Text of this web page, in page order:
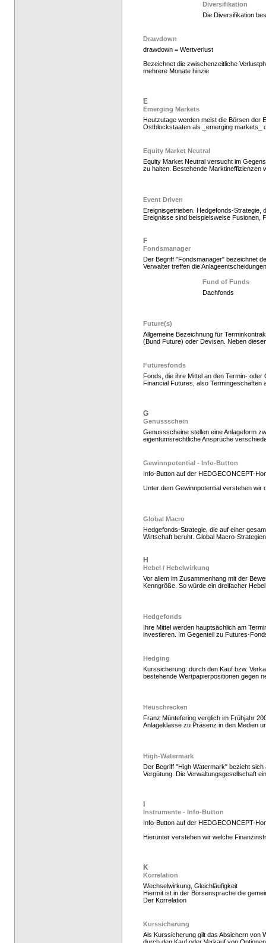
Diversifikation
Die Diversifikation
Drawdown
drawdown = Wertverlust
Bezeichnet die zwischenzeitliche
mehrere Monate hinzie
E
Emerging Markets
Heutzutage werden meist die Börsen der
Ostblockstaaten als _emerging markets_
Equity Market Neutral
Equity Market Neutral versucht im
zu halten. Bestehende Marktineffizienzen
Event Driven
Ereignisgetrieben. Hedgefonds-Strategie,
Ereignisse sind beispielsweise Fusionen,
F
Fondsmanager
Der Begriff "Fondsmanager" bezeichnet
Verwalter treffen die
Fund of Funds
Dachfonds
Future(s)
Allgemeine Bezeichnung für
(Bund Future) oder Devisen. Neben
Futuresfonds
Fonds, die ihre Mittel an den Termin-
Financial Futures, also Termingeschäften
G
Genussschein
Genussscheine stellen eine Anlageform
eigentumsrechtliche Ansprüche
Gewinnpotential - Info-Button
Info-Button auf der HEDGECONCEPT-
Unter dem Gewinnpotential verstehen wir
Global Macro
Hedgefonds-Strategie, die auf einer
Wirtschaft beruht. Global Macro-
H
Hebel / Hebelwirkung
Vor allem im Zusammenhang mit der
Kenngröße. So würde ein dreifacher
Hedgefonds
Ihre Mittel werden hauptsächlich am
investieren. Im Gegenteil zu Futures-
Hedging
Kurssicherung: durch den Kauf bzw.
bestehende Wertpapierpositionen gegen
Heuschrecken
Franz Müntefering verglich im Frühjahr
Anlageklasse zu Präsenz in den Medien
High-Watermark
Der Begriff "High Watermark" bezieht
Vergütung. Die Verwaltungsgesellschaft
Instrumente - Info-Button
Info-Button auf der HEDGECONCEPT-
Hierunter verstehen wir welche
K
Korrelation
Wechselwirkung, Gleichläufigkeit
Hiermit ist in der Börsensprache die
Der Korrelation
Kurssicherung
Als Kurssicherung gilt das Absichern von